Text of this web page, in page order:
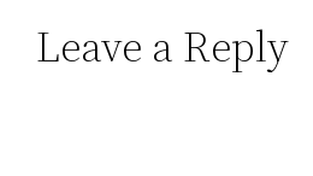
Leave a Reply